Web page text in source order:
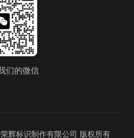
们的微信
标识制作有限公司 版权所有